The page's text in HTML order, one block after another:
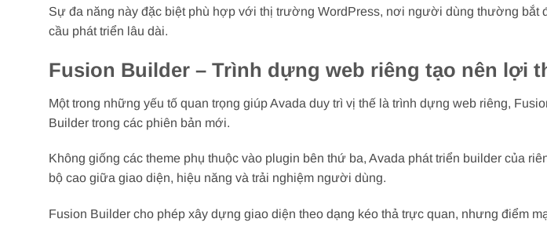
Sự đa năng này đặc biệt phù hợp với thị trường WordPress, nơi người dùng thường bắt
cầu phát triển lâu dài.
Fusion Builder – Trình dựng web riêng tạo nên lợi
Một trong những yếu tố quan trọng giúp Avada duy trì vị thế là trình dựng web riêng,
Builder trong các phiên bản mới.
Không giống các theme phụ thuộc vào plugin bên thứ ba, Avada phát triển builder của
bộ cao giữa giao diện, hiệu năng và trải nghiệm người dùng.
Fusion Builder cho phép xây dựng giao diện theo dạng kéo thả trực quan, nhưng điểm